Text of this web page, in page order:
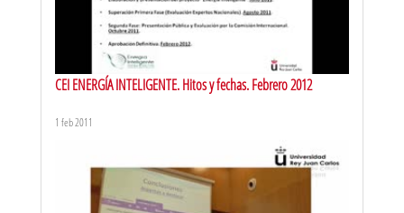
Respuesta eficiente a la diversidad en el aula. Metodologías
activas de aprendizaje: aprendizaje por campo de investigación
10 jun 2016
CEI ENERGÍA INTELIGENTE. Hitos y fechas. Febrero 2012
1 feb 2011